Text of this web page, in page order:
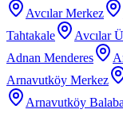
Avcılar Merkez
Tahtakale
Avcılar
Adnan Menderes
Arnavutköy Merkez
Arnavutköy